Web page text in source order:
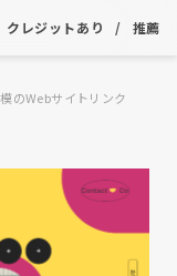
クレジットあり 推薦
のWebサイトリンク